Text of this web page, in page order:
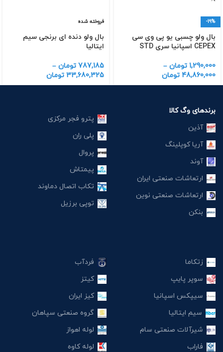
-19%
بال ولو چسبی یو پی وی سی
CEPEX اسپانیا سری STD
1,290,000 تومان –
48,860,000 تومان
فروخته شده
بال ولو دنده ای برنجی سیم
ایتالیا
787,185 تومان –
33,680,325 تومان
برندهای وگ کالا
آذین
آریا کوپلینگ
آوند
ارتعاشات صنعتی ایران
ارتعاشات صنعتی نوین
بنکن
پترو فجر مرکزی
پلی ران
پروال
پیمتاش
تکاب اتصال دماوند
توپی برزیل
زتکاما
سوپر پایپ
سیپکس اسپانیا
سیم ایتالیا
شیرآلات صنعتی سام
فاراب
فردآب
کیتز
کیز ایران
گروه صنعتی سپاهان
لوله اهواز
لوله کاوه